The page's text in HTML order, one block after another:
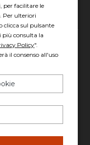
per facilitare le
Per ulteriori
clicca sul pulsante
più consulta la
Policy".
il consenso all'uso